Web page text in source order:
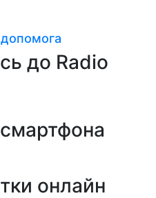
до Radio
смартфона
онлайн